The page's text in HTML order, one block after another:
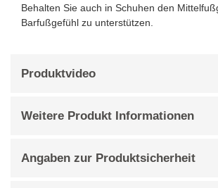
Behalten Sie auch in Schuhen den
Barfußgefühl zu unterstützen.
Produktvideo
Weitere Produkt Informationen
Angaben zur Produktsicherheit